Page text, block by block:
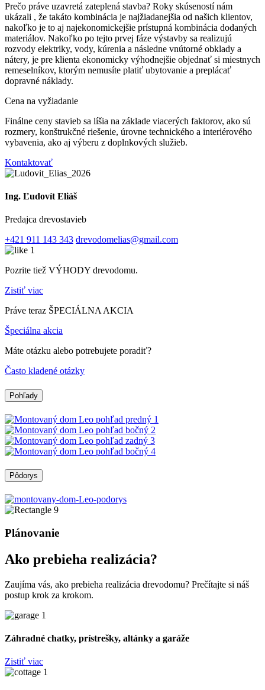
Prečo práve uzavretá zateplená stavba? Roky skúseností nám
ukázali , že takáto kombinácia je najžiadanejšia od našich klientov,
nakoľko je to aj najekonomickejšie prístupná kombinácia dodaných
materiálov. Nakoľko po tejto prvej fáze výstavby sa realizujú
rozvody elektriky, vody, kúrenia a následne vnútorné obklady a
nátery, je pre klienta ekonomicky výhodnejšie objednať si miestnych
remeselníkov, ktorým nemusíte platiť ubytovanie a preplácať
dopravné náklady.
Cena na vyžiadanie
Finálne ceny stavieb sa líšia na základe viacerých faktorov, ako sú
rozmery, konštrukčné riešenie, úrovne technického a interiérového
vybavenia, ako aj výberu z doplnkových služieb.
Kontaktovať
Ing. Ľudovít Eliáš
Predajca drevostavieb
+421 911 143 343 drevodomelias@gmail.com
Pozrite tiež VÝHODY drevodomu.
Zistiť viac
Práve teraz ŠPECIÁLNA AKCIA
Špeciálna akcia
Máte otázku alebo potrebujete poradiť?
Často kladené otázky
Pohľady
Pôdorys
Plánovanie
Ako prebieha realizácia?
Zaujíma vás, ako prebieha realizácia drevodomu? Prečítajte si náš
postup krok za krokom.
Záhradné chatky, prístrešky, altánky a garáže
Zistiť viac